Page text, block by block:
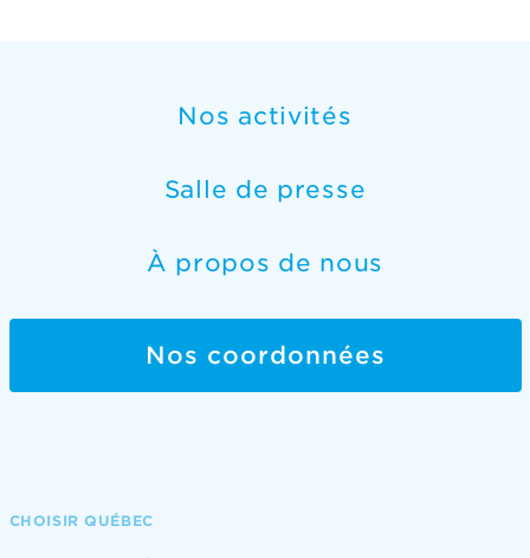
Nos activités
Salle de presse
À propos de nous
Nos coordonnées
CHOISIR QUÉBEC